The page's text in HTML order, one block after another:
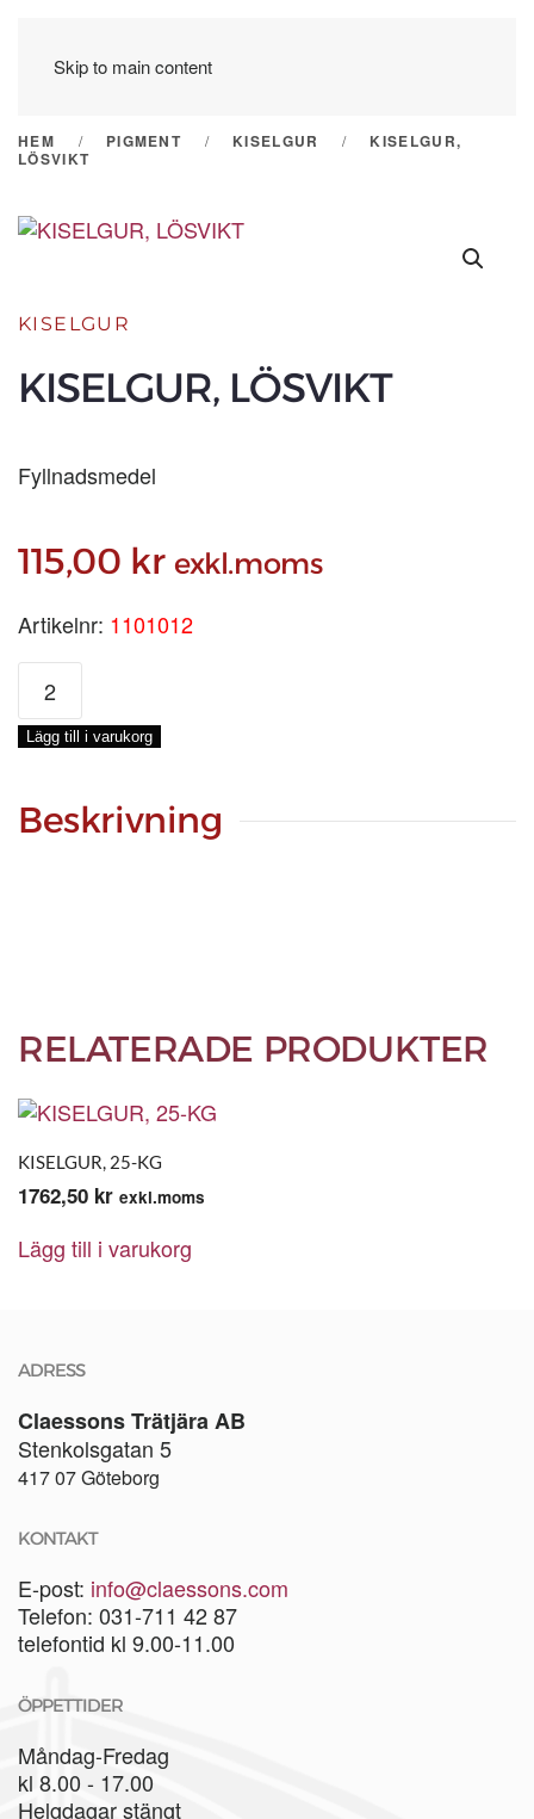
Skip to main content
HEM PIGMENT KISELGUR
KISELGUR,
LÖSVIKT
KISELGUR
KISELGUR, LÖSVIKT
Fyllnadsmedel
115,00 kr exkl.moms
Artikelnr: 1101012
KISELGUR,
LÖSVIKT
mängd
Lägg till i varukorg
Beskrivning
RELATERADE PRODUKTER
KISELGUR, 25-KG
1762,50 kr exkl.moms
Lägg till i varukorg
ADRESS
Claessons Trätjära AB
Stenkolsgatan 5
417 07 Göteborg
KONTAKT
E-post: info@claessons.com
Telefon: 031-711 42 87
telefontid kl 9.00-11.00
ÖPPETTIDER
Måndag-Fredag
kl 8.00 - 17.00
Helgdagar stängt